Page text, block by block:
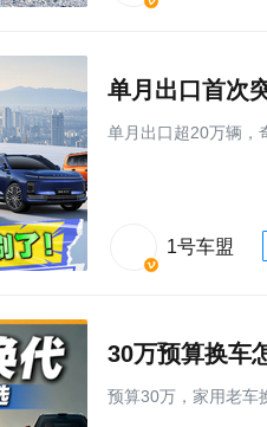
单月出口首次
单月出口超20万辆，
1号车盟
30万预算换车
预算30万，家用老车